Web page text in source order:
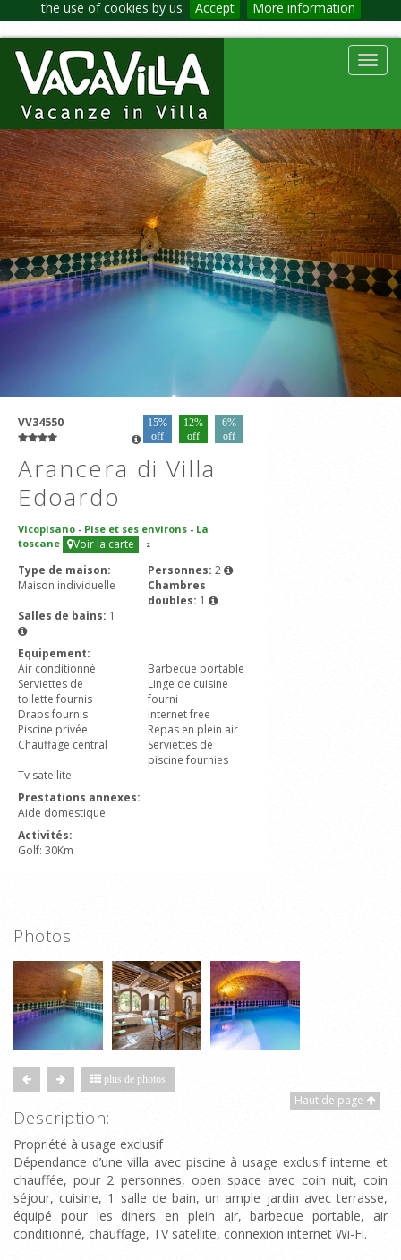
the use of cookies by us Accept More information
VV34550
15%
off
12%
off
6%
off
Arancera di Villa
Edoardo
Vicopisano - Pise et ses environs - La
toscane
Voir la carte 2
Type de maison:
Maison individuelle
Personnes: 2
Chambres
doubles: 1
Salles de bains: 1
Equipement:
Air conditionné
Barbecue portable
Serviettes de
toilette fournis
Linge de cuisine
fourni
Draps fournis
Internet free
Piscine privée
Repas en plein air
Chauffage central
Serviettes de
piscine fournies
Tv satellite
Prestations annexes:
Aide domestique
Activités:
Golf: 30Km
Photos:
plus de photos
Haut de page
Description:
Propriété à usage exclusif
Dépendance d’une villa avec piscine à usage exclusif interne et
chauffée, pour 2 personnes, open space avec coin nuit, coin
séjour, cuisine, 1 salle de bain, un ample jardin avec terrasse,
équipé pour les diners en plein air, barbecue portable, air
conditionné, chauffage, TV satellite, connexion internet Wi-Fi.